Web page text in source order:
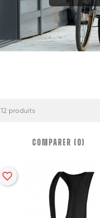
12 produits
COMPARER (0)‎
favorite_border